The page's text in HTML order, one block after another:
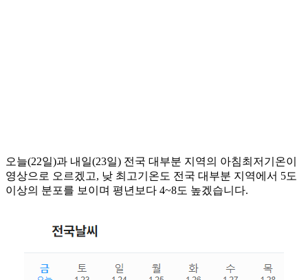
오늘(22일)과 내일(23일) 전국 대부분 지역의 아침최저기온이
영상으로 오르겠고, 낮 최고기온도 전국 대부분 지역에서 5도
이상의 분포를 보이며 평년보다 4~8도 높겠습니다.